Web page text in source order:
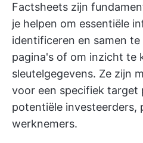
Factsheets zijn
je helpen om essentiële
identificeren en samen
pagina's of om inzicht te
sleutelgegevens. Ze zijn
voor een specifiek target
potentiële investeerders,
werknemers.